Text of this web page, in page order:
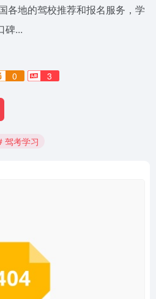
各地的驾校推荐和报名服务，学
碑...
0 3
驾考学习